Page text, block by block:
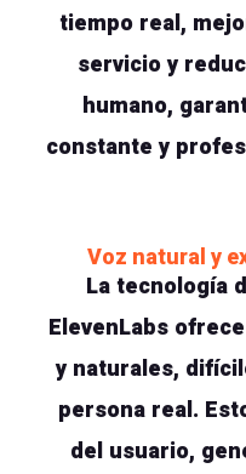
tiempo real,
servicio y
humano,
constante y
Voz natural y
La tecnología
ElevenLabs
y naturales,
persona real.
del usuario,